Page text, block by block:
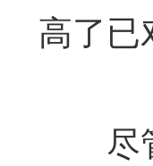
高了已
尽管